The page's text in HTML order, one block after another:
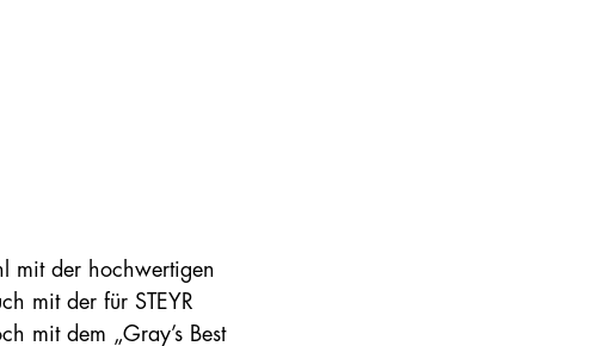
mit der hochwertigen
mit der für STEYR
mit dem „Gray’s Best